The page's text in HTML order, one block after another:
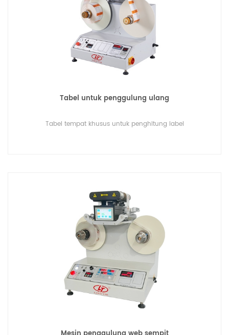
Tabel untuk penggulung ulang
Tabel tempat khusus untuk penghitung label